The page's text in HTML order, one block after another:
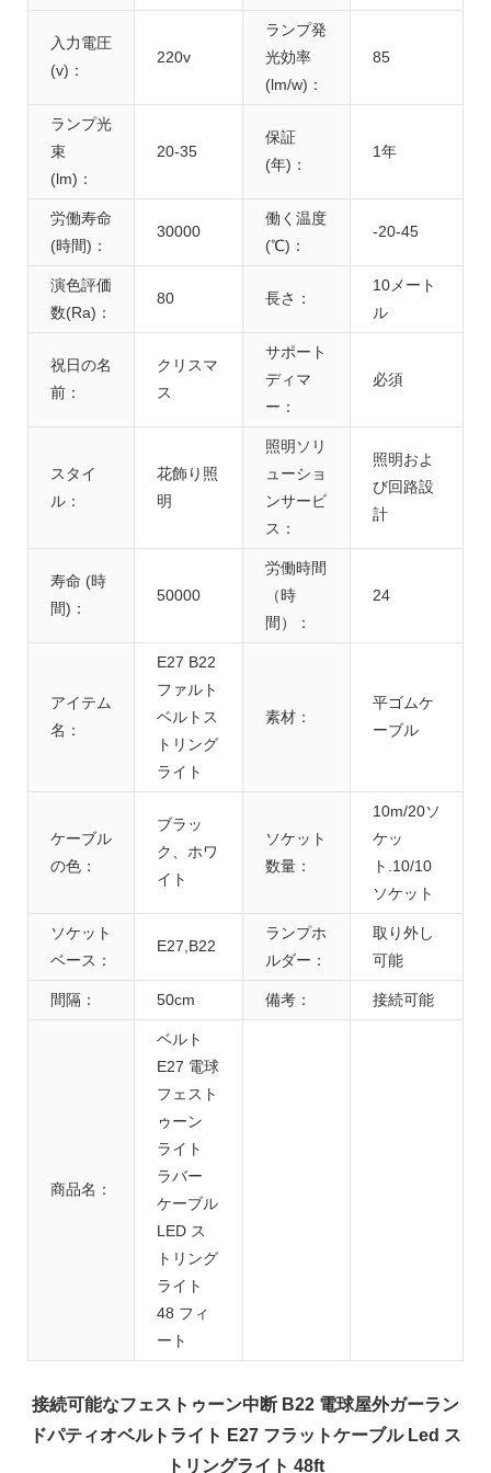
入力電圧
(v)：
220v
ランプ発
光効率
(lm/w)：
85
ランプ光
束
(lm)：
20-35
保証
(年)：
1年
労働寿命
(時間)：
30000
働く温度
(℃)：
-20-45
演色評価
数(Ra)：
80 長さ：
10メート
ル
祝日の名
前：
クリスマ
ス
サポート
ディマ
ー：
必須
スタイ
ル：
花飾り照
明
照明ソリ
ューショ
ンサービ
ス：
照明およ
び回路設
計
寿命 (時
間)：
50000
労働時間
（時
間）：
24
アイテム
名：
E27 B22
ファルト
ベルトス
トリング
ライト
素材：
平ゴムケ
ーブル
ケーブル
の色：
ブラッ
ク、ホワ
イト
ソケット
数量：
10m/20ソ
ケッ
ト.10/10
ソケット
ソケット
ベース：
E27,B22
ランプホ
ルダー：
取り外し
可能
間隔： 50cm 備考： 接続可能
商品名：
ベルト
E27 電球
フェスト
ゥーン
ライト
ラバー
ケーブル
LED ス
トリング
ライト
48 フィ
ート
接続可能なフェストゥーン中断 B22 電球屋外ガーラン
ドパティオベルトライト E27 フラットケーブル Led ス
トリングライト 48ft